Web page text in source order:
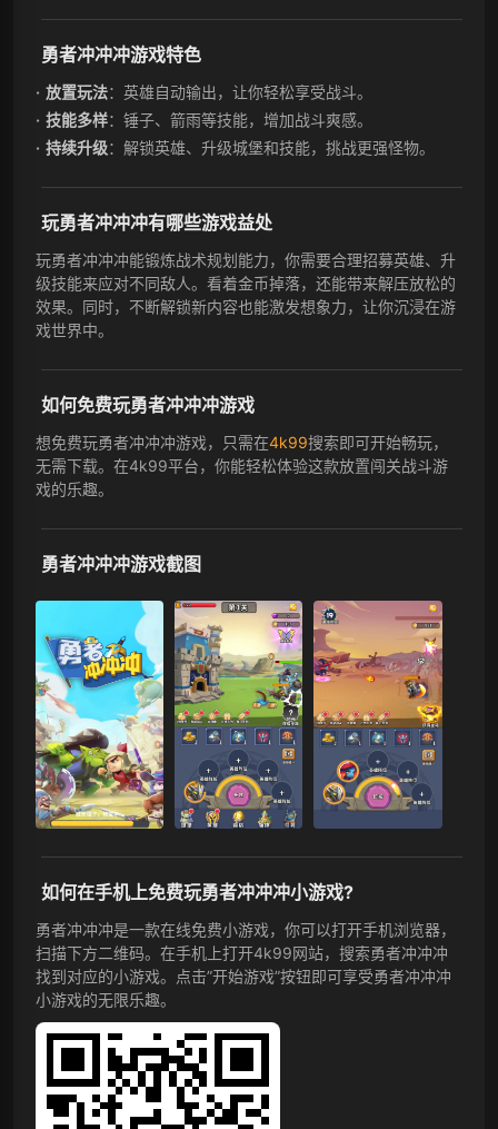
勇者冲冲冲游戏特色
放置玩法：英雄自动输出，让你轻松享受战斗。
技能多样：锤子、箭雨等技能，增加战斗爽感。
持续升级：解锁英雄、升级城堡和技能，挑战更强怪物。
玩勇者冲冲冲有哪些游戏益处
玩勇者冲冲冲能锻炼战术规划能力，你需要合理招募英雄、升
级技能来应对不同敌人。看着金币掉落，还能带来解压放松的
效果。同时，不断解锁新内容也能激发想象力，让你沉浸在游
戏世界中。
如何免费玩勇者冲冲冲游戏
想免费玩勇者冲冲冲游戏，只需在4k99搜索即可开始畅玩，
无需下载。在4k99平台，你能轻松体验这款放置闯关战斗游
戏的乐趣。
勇者冲冲冲游戏截图
如何在手机上免费玩勇者冲冲冲小游戏?
勇者冲冲冲是一款在线免费小游戏，你可以打开手机浏览器，
扫描下方二维码。在手机上打开4k99网站，搜索勇者冲冲冲
找到对应的小游戏。点击”开始游戏”按钮即可享受勇者冲冲冲
小游戏的无限乐趣。